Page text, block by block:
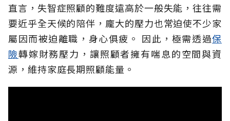
直言，失智症照顧的難度遠高於一般失能，往往需
要近乎全天候的陪伴，龐大的壓力也常迫使不少家
屬因而被迫離職，身心俱疲。 因此，極需透過保
險轉嫁財務壓力，讓照顧者擁有喘息的空間與資
源，維持家庭長期照顧能量。